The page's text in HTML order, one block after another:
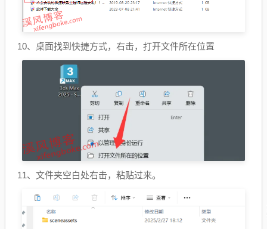
10、桌面找到快捷方式，右击，打开文件所在位置
11、文件夹空白处右击，粘贴过来。